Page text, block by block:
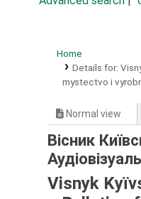
Home
Details for:
mystectvo i
Normal view
Вісник
Visnyk